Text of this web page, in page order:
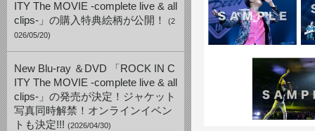
ITY The MOVIE -complete live & all
clips-」の購入特典絵柄が公開！
(2
026/05/20)
New Blu-ray ＆DVD 「ROCK IN C
ITY The MOVIE -complete live & all
clips-」の発売が決定！ジャケット
写真同時解禁！オンラインイベン
トも決定!!! (2026/04/30)